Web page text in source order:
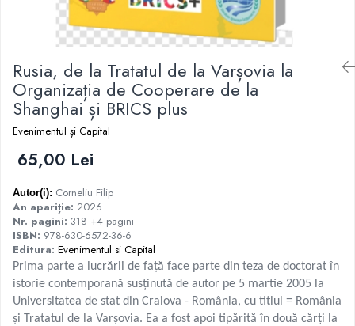
Istorie/Critica
Jurnale/Memorii
Manuale scolare/Cursuri
Medicină
Politică/Geopolitică
Proză
Psihologie
Sociologie
Spiritualitate/Ezoterism
Sport
Stiinte/Educatie
Rusia, de la Tratatul de la Varșovia la
Organizația de Cooperare de la
Shanghai și BRICS plus
Evenimentul și Capital
65,00 Lei
Autor(i): Corneliu Filip
An apariție: 2026
Nr. pagini: 318 +4 pagini
ISBN: 978-630-6572-36-6
Editura: Evenimentul si Capital
Prima parte a lucrării de față face parte din teza de doctorat în
istorie contemporană susținută de autor pe 5 martie 2005 la
Universitatea de stat din Craiova - România, cu titlul = România
și Tratatul de la Varșovia. Ea a fost apoi tipărită în două cărți la